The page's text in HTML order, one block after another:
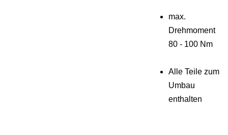
max.
Drehmoment
80 - 100 Nm
Alle Teile zum
Umbau
enthalten